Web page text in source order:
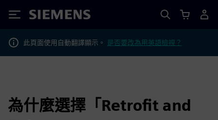
Siemens
此頁面使用自動翻譯顯示。 是否要改為用英語檢視？
為什麼選擇「Retrofit and